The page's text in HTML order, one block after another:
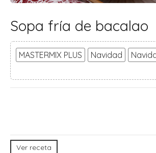
Sopa fría de bacalao
MASTERMIX PLUS Navidad
Ver receta